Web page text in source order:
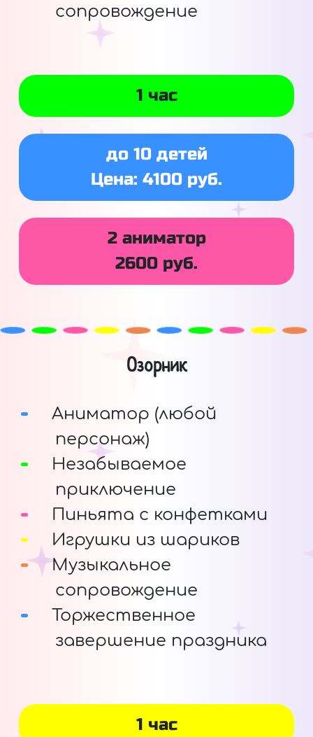
сопровождение
1 час
до 10 детей
Цена: 4100 руб.
2 аниматор
2600 руб.
Озорник
Аниматор (любой
персонаж)
Незабываемое
приключение
Пиньята с конфетками
Игрушки из шариков
Музыкальное
сопровождение
Торжественное
завершение праздника
1 час